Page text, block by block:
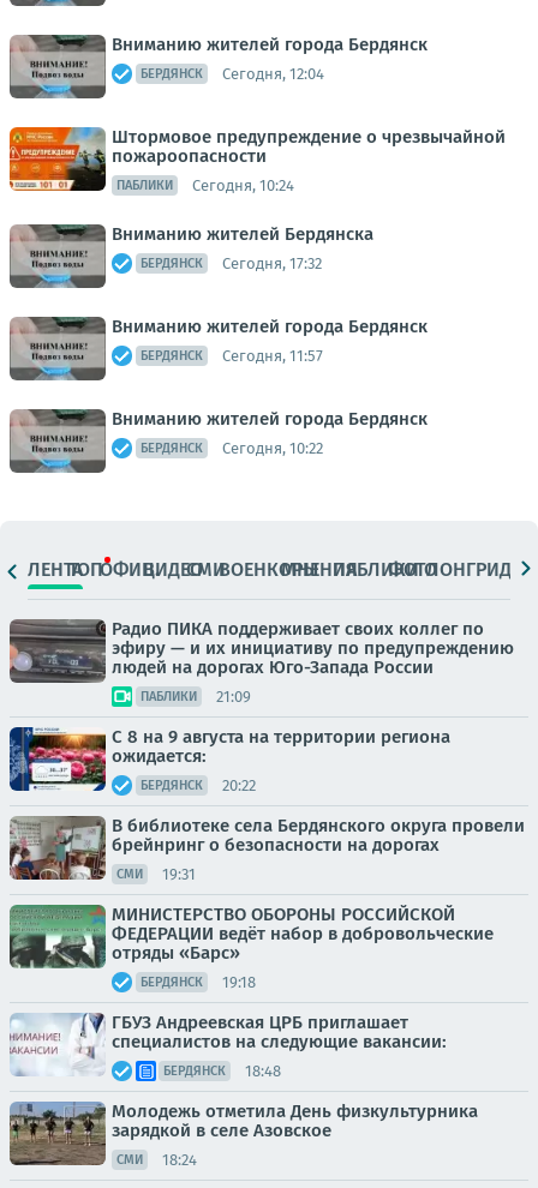
Вниманию жителей города Бердянск
БЕРДЯНСК Сегодня, 12:04
Штормовое предупреждение о чрезвычайной
пожароопасности
ПАБЛИКИ Сегодня, 10:24
Вниманию жителей Бердянска
БЕРДЯНСК Сегодня, 17:32
Вниманию жителей города Бердянск
БЕРДЯНСК Сегодня, 11:57
Вниманию жителей города Бердянск
БЕРДЯНСК Сегодня, 10:22
ЛЕНТАТОПОФИЦ.ВИДЕОСМИВОЕНКОРЫМНЕНИЯПАБЛИКИ
ФОТОЛОНГРИДЫ
Радио ПИКА поддерживает своих коллег по
эфиру — и их инициативу по предупреждению
людей на дорогах Юго-Запада России
ПАБЛИКИ 21:09
С 8 на 9 августа на территории региона
ожидается:
БЕРДЯНСК 20:22
В библиотеке села Бердянского округа провели
брейнринг о безопасности на дорогах
СМИ 19:31
МИНИСТЕРСТВО ОБОРОНЫ РОССИЙСКОЙ
ФЕДЕРАЦИИ ведёт набор в добровольческие
отряды «Барс»
БЕРДЯНСК 19:18
ГБУЗ Андреевская ЦРБ приглашает
специалистов на следующие вакансии:
БЕРДЯНСК 18:48
Молодежь отметила День физкультурника
зарядкой в селе Азовское
СМИ 18:24